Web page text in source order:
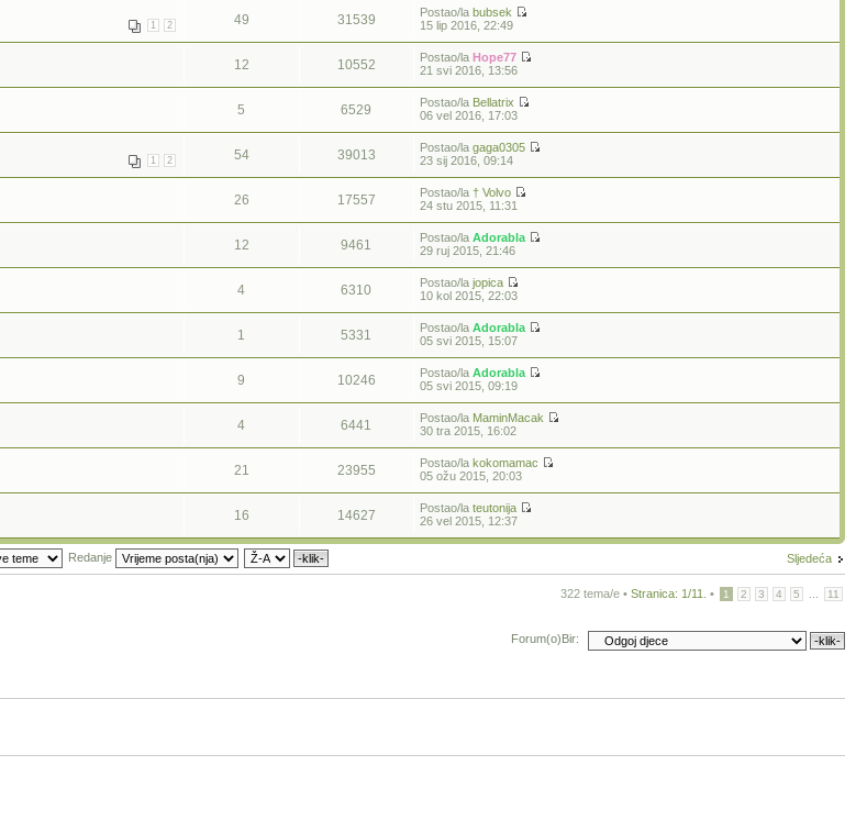
1 2 49 31539 Postao/labubsek
15 lip 2016, 22:49
12 10552 Postao/laHope77
21 svi 2016, 13:56
5 6529 Postao/la Bellatrix
06 vel 2016, 17:03
1 2 54 39013 Postao/lagaga0305
23 sij 2016, 09:14
26 17557 Postao/la† Volvo
24 stu 2015, 11:31
12 9461 Postao/laAdorabla
29 ruj 2015, 21:46
4 6310 Postao/lajopica
10 kol 2015, 22:03
1 5331 Postao/laAdorabla
05 svi 2015, 15:07
9 10246 Postao/laAdorabla
05 svi 2015, 09:19
4 6441 Postao/la MaminMacak
30 tra 2015, 16:02
21 23955 Postao/lakokomamac
05 ožu 2015, 20:03
16 14627 Postao/lateutonija
26 vel 2015, 12:37
Sljedeća
Redanje
322 tema/e • Stranica: 1/11 • 1 2 3 4 5 11
Forum(o)Bir: